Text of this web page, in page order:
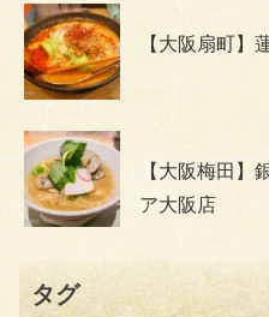
【大阪扇町】
【大阪梅田】
ア大阪店
タグ